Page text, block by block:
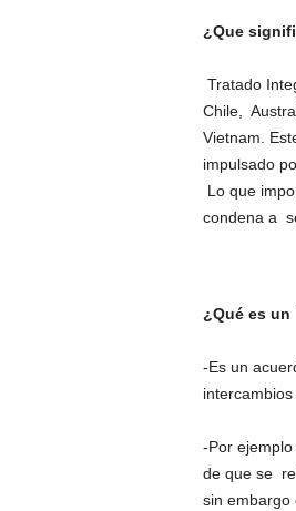
¿Que
Tratado
Chile,
Vietnam.
impulsado
Lo que
condena a
¿Qué es
-Es un
-Por
de que se
sin